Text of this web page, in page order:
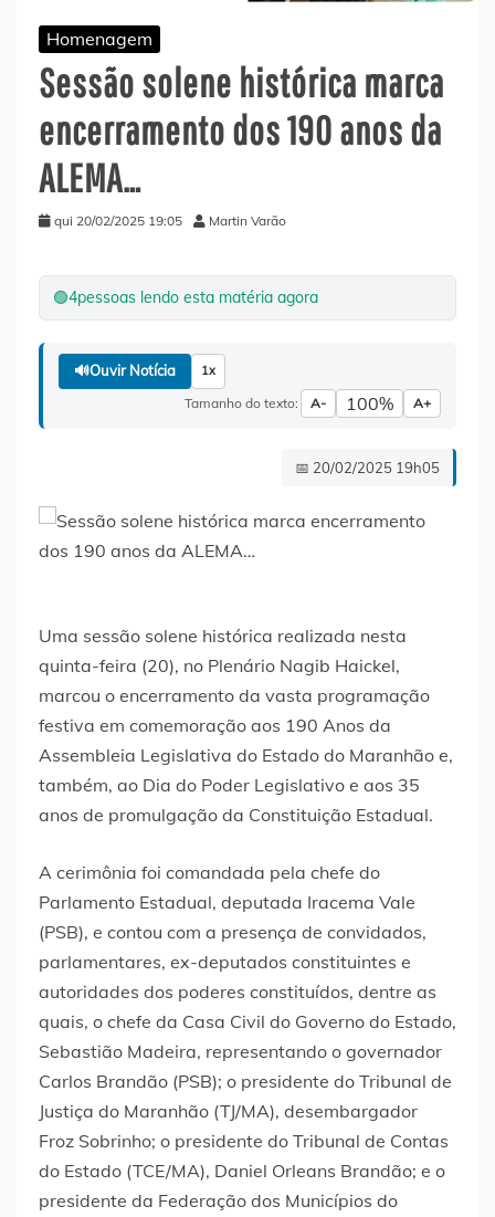
Homenagem
Sessão solene histórica marca
encerramento dos 190 anos da
ALEMA…
qui 20/02/2025 19:05 Martin Varão
🟢4pessoas lendo esta matéria agora
🔊Ouvir Notícia 1x
Tamanho do texto: A- 100% A+
📅 20/02/2025 19h05
Uma sessão solene histórica realizada nesta
quinta-feira (20), no Plenário Nagib Haickel,
marcou o encerramento da vasta programação
festiva em comemoração aos 190 Anos da
Assembleia Legislativa do Estado do Maranhão e,
também, ao Dia do Poder Legislativo e aos 35
anos de promulgação da Constituição Estadual.
A cerimônia foi comandada pela chefe do
Parlamento Estadual, deputada Iracema Vale
(PSB), e contou com a presença de convidados,
parlamentares, ex-deputados constituintes e
autoridades dos poderes constituídos, dentre as
quais, o chefe da Casa Civil do Governo do Estado,
Sebastião Madeira, representando o governador
Carlos Brandão (PSB); o presidente do Tribunal de
Justiça do Maranhão (TJ/MA), desembargador
Froz Sobrinho; o presidente do Tribunal de Contas
do Estado (TCE/MA), Daniel Orleans Brandão; e o
presidente da Federação dos Municípios do